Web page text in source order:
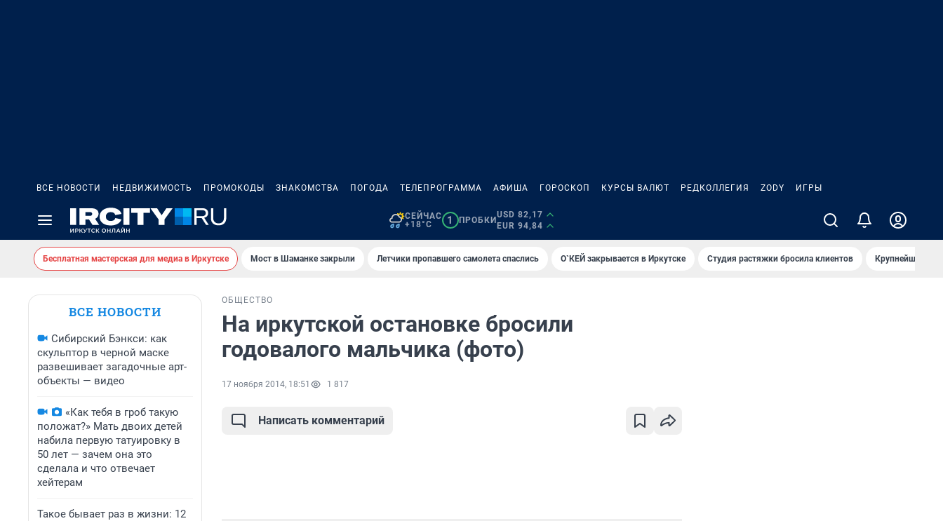
ВСЕ НОВОСТИ НЕДВИЖИМОСТЬ ПРОМОКОДЫ ЗНАКОМСТВА ПОГОДА ТЕЛЕПРОГРАММА АФИША ГОРОСКОП КУРСЫ ВАЛЮТ РЕДКОЛЛЕГИЯ ZODY ИГРЫ
СЕЙЧАС
+18°C
1 ПРОБКИ
USD 82,17
EUR 94,84
Бесплатная мастерская для медиа в Иркутске Мост в Шаманке закрыли Летчики пропавшего самолета спаслись О`КЕЙ закрывается в Иркутске Студия растяжки бросила клиентов Крупнейшие
ВСЕ НОВОСТИ
Сибирский Бэнкси: как
скульптор в черной маске
развешивает загадочные арт-
объекты — видео
«Как тебя в гроб такую
положат?» Мать двоих детей
набила первую татуировку в
50 лет — зачем она это
сделала и что отвечает
хейтерам
Такое бывает раз в жизни: 12
ОБЩЕСТВО
На иркутской остановке бросили
годовалого мальчика (фото)
17 ноября 2014, 18:51 1 817
Написать комментарий